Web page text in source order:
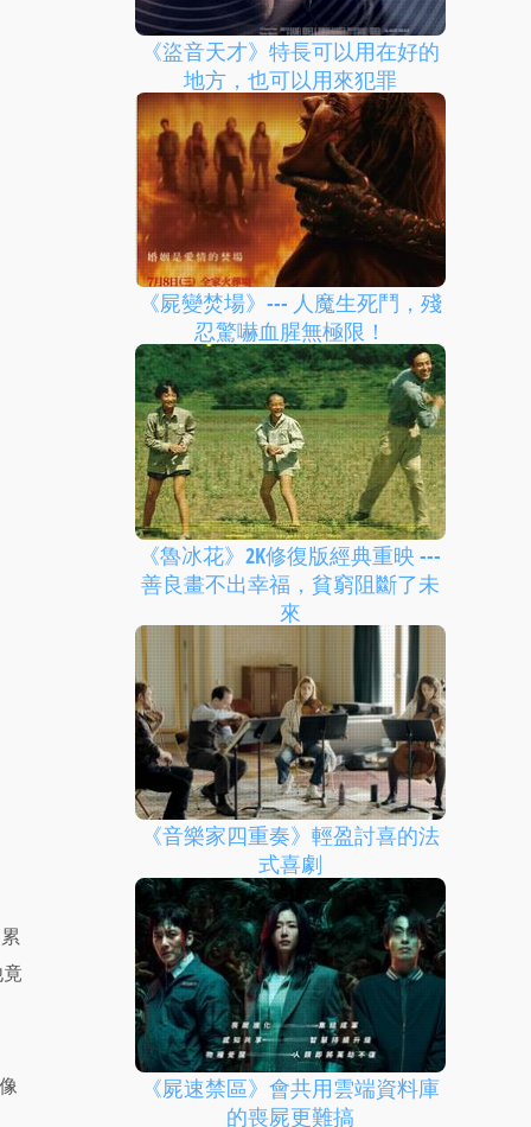
《盜音天才》特長可以用在好的
地方，也可以用來犯罪
《屍變焚場》--- 人魔生死鬥，殘
忍驚嚇血腥無極限！
《魯冰花》2K修復版經典重映 ---
善良畫不出幸福，貧窮阻斷了未
來
《音樂家四重奏》輕盈討喜的法
式喜劇
《屍速禁區》會共用雲端資料庫
的喪屍更難搞